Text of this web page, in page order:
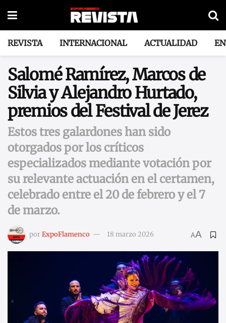
REVISTA INTERNACIONAL ACTUALIDAD
Salomé Ramírez, Marcos de
Silvia y Alejandro Hurtado,
premios del Festival de Jerez
Estos tres galardones han sido
otorgados por los críticos
especializados mediante votación por
su relevante actuación en el certamen,
celebrado entre el 20 de febrero y el 7
de marzo.
porExpoFlamenco 18 marzo 2026 AA